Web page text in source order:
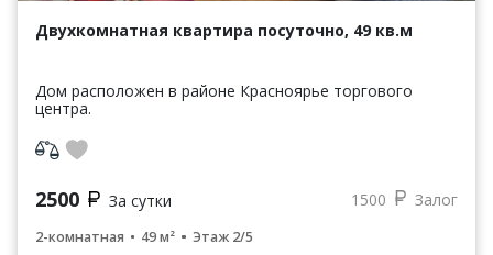
Двухкомнатная квартира посуточно, 49 кв.м
Дом расположен в районе Красноярье торгового
центра.
2500 За сутки 1500 Залог
2-комнатная 49 м² Этаж 2/5